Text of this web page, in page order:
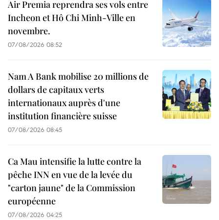
Air Premia reprendra ses vols entre
Incheon et Hô Chi Minh-Ville en
novembre.
07/08/2026 08:52
Nam A Bank mobilise 20 millions de
dollars de capitaux verts
internationaux auprès d'une
institution financière suisse
07/08/2026 08:45
Ca Mau intensifie la lutte contre la
pêche INN en vue de la levée du
"carton jaune" de la Commission
européenne
07/08/2026 04:25